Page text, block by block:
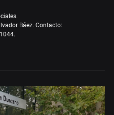
Báez. Contacto: